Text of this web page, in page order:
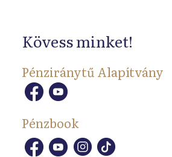
Kövess minket!
Pénziránytű Alapítvány
Pénzbook